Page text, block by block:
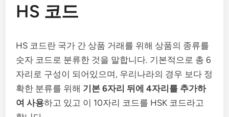
HS 코드
HS 코드란 국가 간 상품 거래를 위해 상품의 종류를
숫자 코드로 분류한 것을 말합니다. 기본적으로 총 6
자리로 구성이 되어있으며, 우리나라의 경우 보다 정
확한 분류를 위해 기본 6자리 뒤에 4자리를 추가하
여 사용하고 있고 이 10자리 코드를 HSK 코드라고